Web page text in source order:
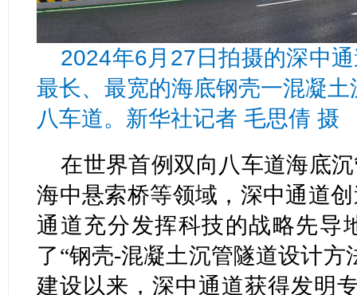
2024年6月27日拍摄的深中
最长、最宽的海底钢壳一混凝
八车道。新华社记者 毛思倩 摄
在世界首例双向八车道海底
海中悬索桥等领域，深中通道
通道充分发挥科技的战略先导
了“钢壳-混凝土沉管隧道设计方
建设以来，深中通道获得发明